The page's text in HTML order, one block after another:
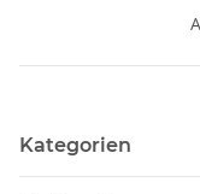
Kategorien